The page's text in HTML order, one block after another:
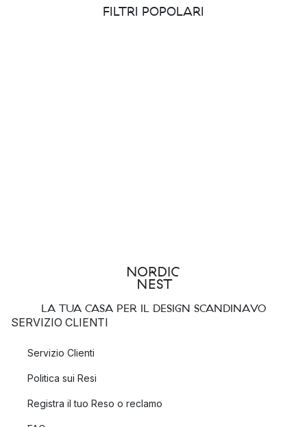
selezione di tappeti rotondi che aggiungeranno un tocco di
Tappeti circolari - una forma emozionante per amplificare
Posizionando un tappeto rotondo nel posto giusto, puoi
curve inducono l'occhio a fluire, il che dà l'impressione di
utilizzati dai designer per far sembrare le stanze piccole più
FILTRI POPOLARI
LA TUA CASA PER IL DESIGN SCANDINAVO
SERVIZIO CLIENTI
Servizio Clienti
Politica sui Resi
Registra il tuo Reso o reclamo